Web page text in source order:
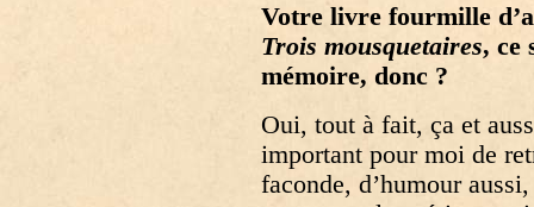
Votre livre fourmille
Trois mousquetaires, ce
mémoire, donc ?
Oui, tout à fait, ça et
important pour moi de
faconde, d’humour